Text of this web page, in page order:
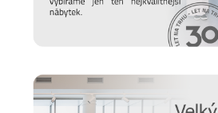
připravili jsme pro vás několik
starat o různé typy povrchu a čemu